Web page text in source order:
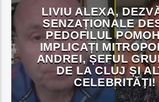
LIVIU ALEXA,
SENZAȚIONALE
PEDOFILUL
IMPLICAȚI
ANDREI, ȘEFUL
DE LA CLUJ ȘI
CELEBRITĂȚI!